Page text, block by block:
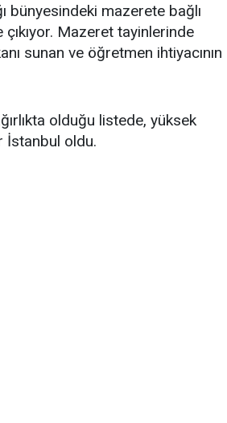
bünyesindeki mazerete bağlı
Mazeret tayinlerinde
sunan ve öğretmen ihtiyacının
olduğu listede, yüksek
İstanbul oldu.